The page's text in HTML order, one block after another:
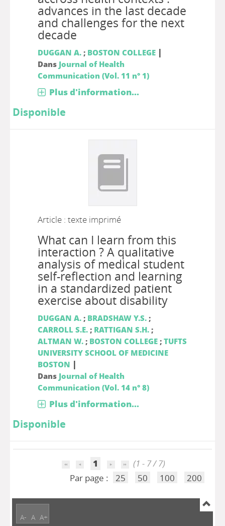
advances in the last decade
and challenges for the next
decade
DUGGAN A.; BOSTON COLLEGE |
Dans Journal of Health
Communication (Vol. 11 n° 1)
Plus d'information...
Disponible
Article : texte imprimé
What can I learn from this
interaction ? A qualitative
analysis of medical student
self-reflection and learning
in a standardized patient
exercise about disability
DUGGAN A.; BRADSHAW Y.S.;
CARROLL S.E.; RATTIGAN S.H.;
ALTMAN W.; BOSTON COLLEGE; TUFTS
UNIVERSITY SCHOOL OF MEDICINE
BOSTON |
Dans Journal of Health
Communication (Vol. 14 n° 8)
Plus d'information...
Disponible
1
(1 - 7 / 7)
Par page :
25 50 100 200
A- A A+